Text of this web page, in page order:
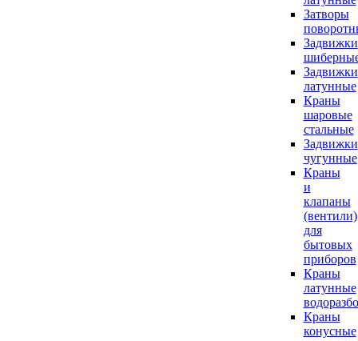
Затворы
Задвижки
Задвижки
латунные
Краны
шаровые
стальные
Задвижки
чугунные
Краны
и
клапаны
(вентили)
для
бытовых
приборов
Краны
латунные
Краны
конусные